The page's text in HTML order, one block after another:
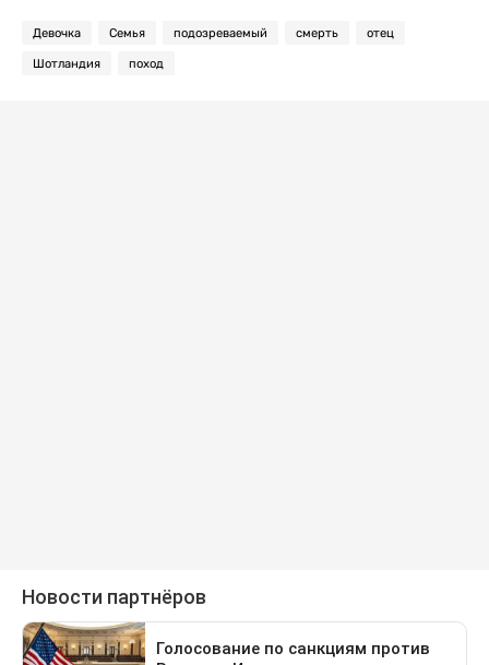
Девочка Семья подозреваемый смерть отец
Шотландия поход